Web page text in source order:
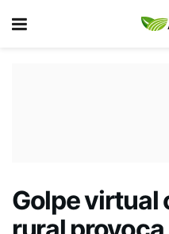
Golpe virtual